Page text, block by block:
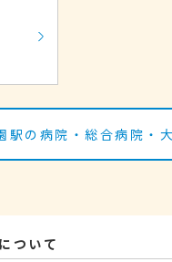
駅の病院・総合病院・
ついて